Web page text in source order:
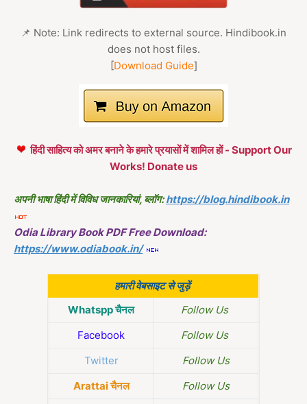
📌 Note: Link redirects to external source. Hindibook.in
does not host files.
[Download Guide]
हिंदी साहित्य को अमर बनाने के हमारे प्रयासों में शामिल हों - Support Our
Works! Donate us
अपनी भाषा हिंदी में विविध जानकारियां, ब्लॉग: https://blog.hindibook.in
Odia Library Book PDF Free Download:
https://www.odiabook.in/
हमारी वेबसाइट से जुड़ें
Whatspp चैनल
Follow Us
Facebook
Follow Us
Twitter
Follow Us
Arattai चैनल
Follow Us